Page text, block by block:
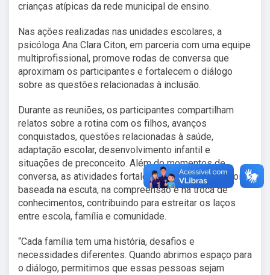
crianças atípicas da rede municipal de ensino.
Nas ações realizadas nas unidades escolares, a
psicóloga Ana Clara Citon, em parceria com uma equipe
multiprofissional, promove rodas de conversa que
aproximam os participantes e fortalecem o diálogo
sobre as questões relacionadas à inclusão.
Durante as reuniões, os participantes compartilham
relatos sobre a rotina com os filhos, avanços
conquistados, questões relacionadas à saúde,
adaptação escolar, desenvolvimento infantil e
situações de preconceito. Além do momentos de
conversa, as atividades fortalecem uma rede de apoio
baseada na escuta, na compreensão e na troca de
conhecimentos, contribuindo para estreitar os laços
entre escola, família e comunidade.
“Cada família tem uma história, desafios e
necessidades diferentes. Quando abrimos espaço para
o diálogo, permitimos que essas pessoas sejam